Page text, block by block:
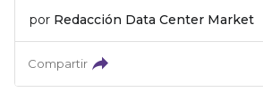
por Redacción Data Center Market
Compartir